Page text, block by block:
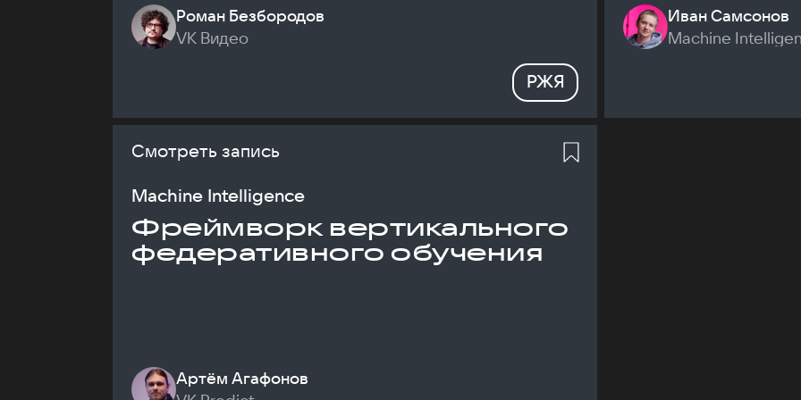
Роман Безбородов
VK Видео
РЖЯ
Иван Самсонов
Machine
Смотреть запись
Machine Intelligence
Фреймворк вертикального
федеративного обучения
Артём Агафонов